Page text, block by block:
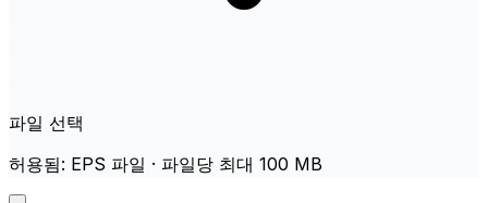
파일 선택
허용됨: EPS 파일 · 파일당 최대 100 MB